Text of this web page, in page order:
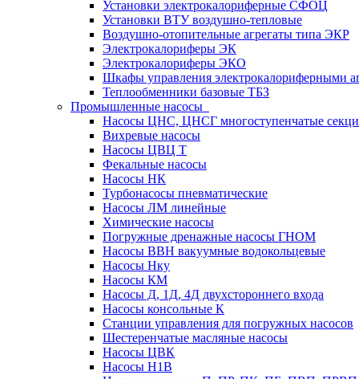
Установки электрокалориферные СФОЦ
Установки ВТУ воздушно-тепловые
Воздушно-отопительные агрегаты типа ЭКР
Электрокалориферы ЭК
Электрокалориферы ЭКО
Шкафы управления электрокалориферными
Теплообменники базовые ТБЗ
Промышленные насосы
Насосы ЦНС, ЦНСГ многоступенчатые
Вихревые насосы
Насосы ЦВЦ Т
Фекальные насосы
Насосы НК
Турбонасосы пневматические
Насосы ЛМ линейные
Химические насосы
Погружные дренажные насосы ГНОМ
Насосы ВВН вакуумные водокольцевые
Насосы Нку
Насосы КМ
Насосы Д, 1Д, 4Д двухстороннего входа
Насосы консольные К
Станции управления для погружных насосов
Шестеренчатые масляные насосы
Насосы ЦВК
Насосы Н1В